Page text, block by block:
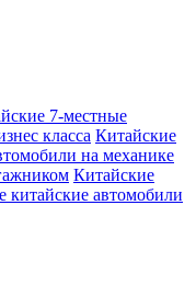
7-местные
класса Китайские
на механике
Китайские
автомобили